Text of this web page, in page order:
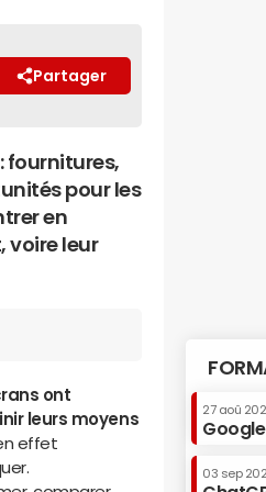
Partager
fournitures,
pour les
en
voire leur
ont
leurs moyens
effet
27 aoû
03 sep